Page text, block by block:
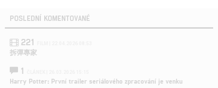
POSLEDNÍ KOMENTOVANÉ
221
拆彈專家
1
Harry Potter: První trailer seriálového zpracování je venku